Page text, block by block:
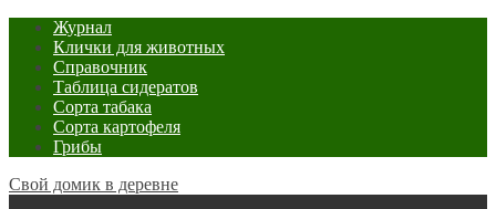
Журнал
Клички для животных
Справочник
Таблица сидератов
Сорта табака
Сорта картофеля
Грибы
Свой домик в деревне